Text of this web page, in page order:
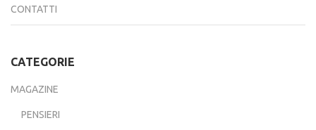
CONTATTI
CATEGORIE
MAGAZINE
PENSIERI